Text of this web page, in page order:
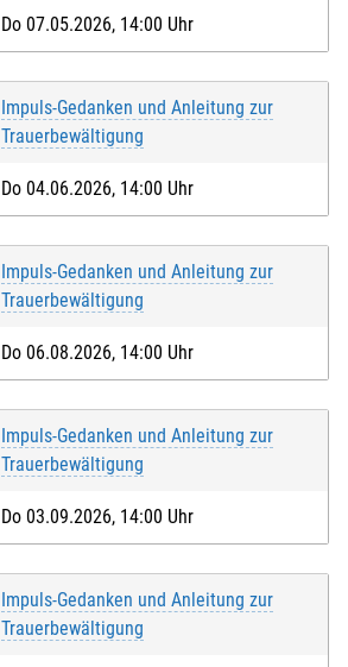
Do 07.05.2026, 14:00 Uhr
Impuls-Gedanken und Anleitung zur
Trauerbewältigung
Do 04.06.2026, 14:00 Uhr
Impuls-Gedanken und Anleitung zur
Trauerbewältigung
Do 06.08.2026, 14:00 Uhr
Impuls-Gedanken und Anleitung zur
Trauerbewältigung
Do 03.09.2026, 14:00 Uhr
Impuls-Gedanken und Anleitung zur
Trauerbewältigung